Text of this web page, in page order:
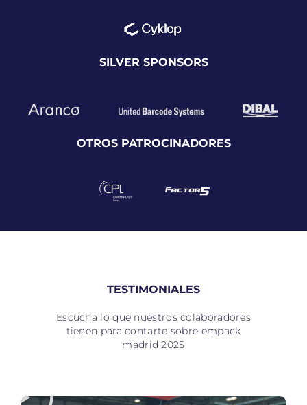
SILVER SPONSORS
OTROS PATROCINADORES
TESTIMONIALES
Escucha lo que nuestros colaboradores
tienen para contarte sobre empack
madrid 2025